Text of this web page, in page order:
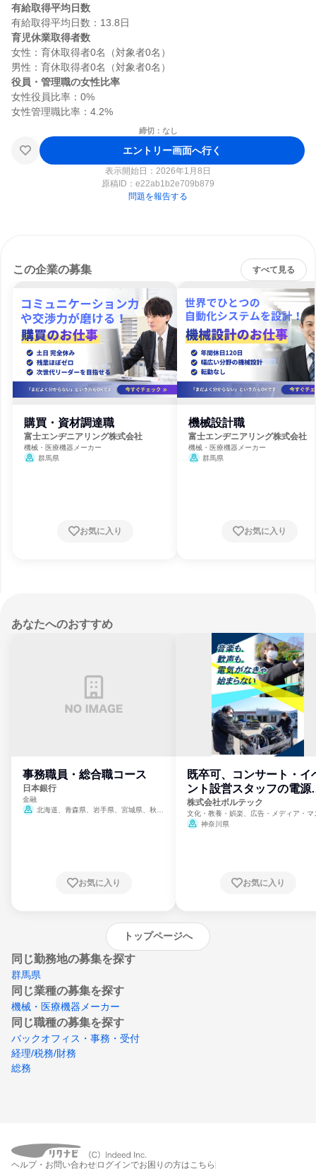
有給取得平均日数
育児休業取得者数
女性：育休取得者0名（対象者0名）
役員・管理職の女性比率
女性役員比率：0%
締切：なし
エントリー画面へ行く
表示開始日：2026年1月8日
原稿ID： e22ab1b2e709b879
問題を報告する
この企業の募集 すべて見る
購買・資材調達職
富士エンヂニアリング株式会社
機械・医療機器メーカー
群馬県
お気に入り
機械設計職
富士エンヂニアリング株式会社
機械・医療機器メーカー
群馬県
お気に入り
あなたへのおすすめ
事務職員・総合職コース
日本銀行
金融
北海道、青森県、岩手県、宮城県、秋田
崎県、熊本県、大分県、宮崎県、鹿児島県、
お気に入り
既卒可、コンサート・イ
ント設営スタッフの電源
門
株式会社ボルテック
文化・教養・娯楽、広告・メディア・マ
ミ、電力・ガス・水道・エネルギー
神奈川県
お気に入り
トップページへ
同じ勤務地の募集を探す
群馬県
同じ業種の募集を探す
機械・医療機器メーカー
同じ職種の募集を探す
バックオフィス・事務・受付
経理/税務/財務
総務
ヘルプ・お問い合わせ ログインでお困りの方はこちら